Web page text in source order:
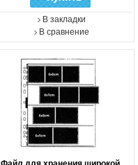
В закладки
В сравнение